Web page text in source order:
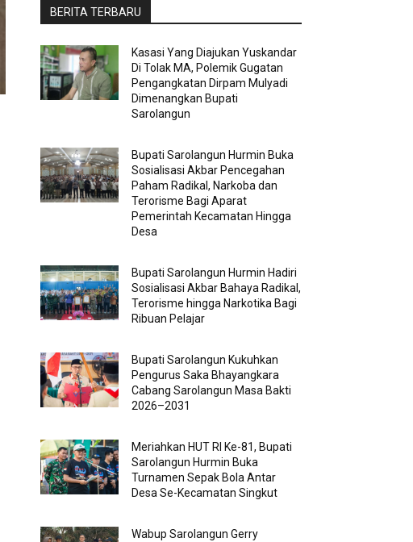
BERITA TERBARU
Kasasi Yang Diajukan Yuskandar
Di Tolak MA, Polemik Gugatan
Pengangkatan Dirpam Mulyadi
Dimenangkan Bupati
Sarolangun
Bupati Sarolangun Hurmin Buka
Sosialisasi Akbar Pencegahan
Paham Radikal, Narkoba dan
Terorisme Bagi Aparat
Pemerintah Kecamatan Hingga
Desa
Bupati Sarolangun Hurmin Hadiri
Sosialisasi Akbar Bahaya Radikal,
Terorisme hingga Narkotika Bagi
Ribuan Pelajar
Bupati Sarolangun Kukuhkan
Pengurus Saka Bhayangkara
Cabang Sarolangun Masa Bakti
2026–2031
Meriahkan HUT RI Ke-81, Bupati
Sarolangun Hurmin Buka
Turnamen Sepak Bola Antar
Desa Se-Kecamatan Singkut
Wabup Sarolangun Gerry